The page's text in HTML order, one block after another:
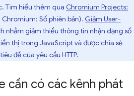
Tìm hiểu thêm qua Chromium Projects:
Số phiên bản). Giảm User-
nhằm giảm thiểu thông tin nhận dạng số
thị trong JavaScript và được chia sẻ
tiêu đề của yêu cầu HTTP.
cần có các kênh phát